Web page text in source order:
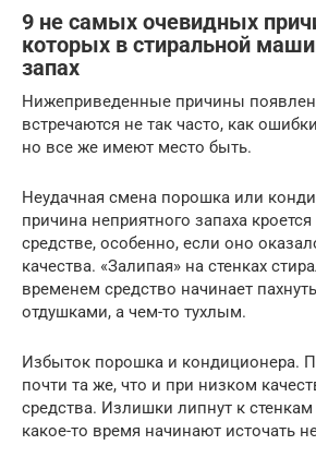
9 не самых очевидных
которых в стиральной
запах
Нижеприведенные причины
встречаются не так часто, как
но все же имеют место быть.
Неудачная смена порошка или
причина неприятного запаха
средстве, особенно, если оно
качества. «Залипая» на стенках
временем средство начинает
отдушками, а чем-то тухлым.
Избыток порошка и кондиционера.
почти та же, что и при низком
средства. Излишки липнут к
какое-то время начинают источать